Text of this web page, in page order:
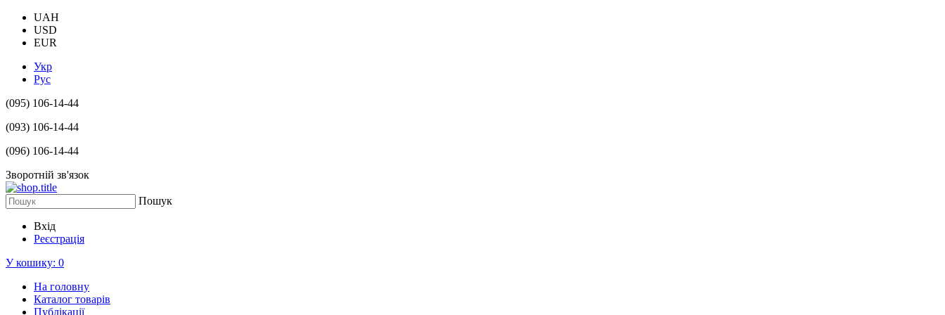
UAH
USD
EUR
Укр
Рус
(095) 106-14-44
(093) 106-14-44
(096) 106-14-44
Зворотній зв'язок
Пошук
Вхід
Реєстрація
У кошику: 0
На головну
Каталог товарів
Публікації